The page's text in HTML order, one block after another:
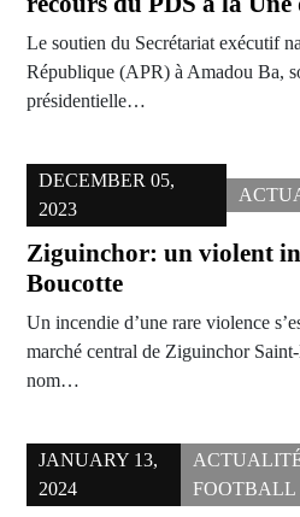
Le soutien du Secrétariat exécutif
République (APR) à Amadou Ba,
présidentielle…
DECEMBER 05,
2023
Ziguinchor: un violent
Boucotte
Un incendie d’une rare violence
marché central de Ziguinchor
nom…
JANUARY 13,
2024
FOOTBALL